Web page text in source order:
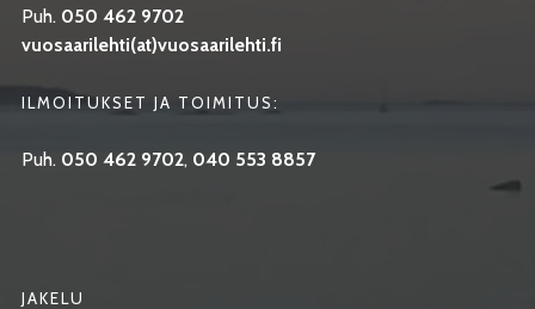
Puh. 050 462 9702
vuosaarilehti(at)vuosaarilehti.fi
ILMOITUKSET JA TOIMITUS:
Puh. 050 462 9702, 040 553 8857
JAKELU